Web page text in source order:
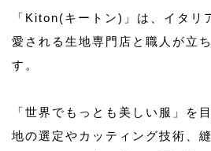
「Kiton(キートン)」は、イタリ
愛される生地専門店と職人が立
す。
「世界でもっとも美しい服」を
地の選定やカッティング技術、